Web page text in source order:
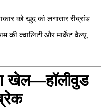
को खुद को लगातार रीब्रांड
की क्वालिटी और मार्केट वैल्यू
खेल—हॉलीवुड